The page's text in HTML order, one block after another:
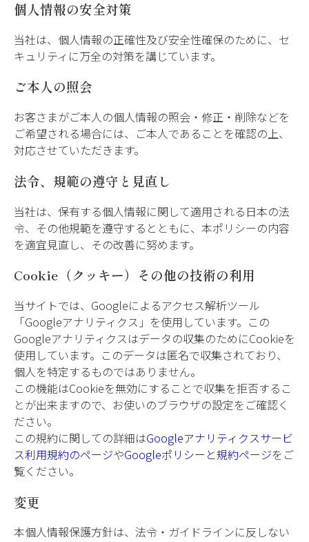
個人情報の安全対策
当社は、個人情報の正確性及び安全性確保のために、セ
キュリティに万全の対策を講じています。
ご本人の照会
お客さまがご本人の個人情報の照会・修正・削除などを
ご希望される場合には、ご本人であることを確認の上、
対応させていただきます。
法令、規範の遵守と見直し
当社は、保有する個人情報に関して適用される日本の法
令、その他規範を遵守するとともに、本ポリシーの内容
を適宜見直し、その改善に努めます。
Cookie（クッキー）その他の技術の利用
当サイトでは、Googleによるアクセス解析ツール
「Googleアナリティクス」を使用しています。この
Googleアナリティクスはデータの収集のためにCookieを
使用しています。このデータは匿名で収集されており、
個人を特定するものではありません。
この機能はCookieを無効にすることで収集を拒否するこ
とが出来ますので、お使いのブラウザの設定をご確認く
ださい。
この規約に関しての詳細はGoogleアナリティクスサービ
ス利用規約のページやGoogleポリシーと規約ページをご
覧ください。
変更
本個人情報保護方針は、法令・ガイドラインに反しない